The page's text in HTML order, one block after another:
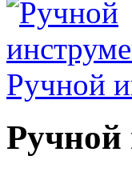
Ручной
Ручной